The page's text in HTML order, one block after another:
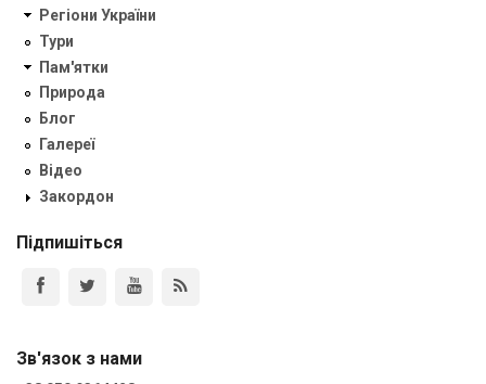
Регіони України
Тури
Пам'ятки
Природа
Блог
Галереї
Відео
Закордон
Підпишіться
Зв'язок з нами